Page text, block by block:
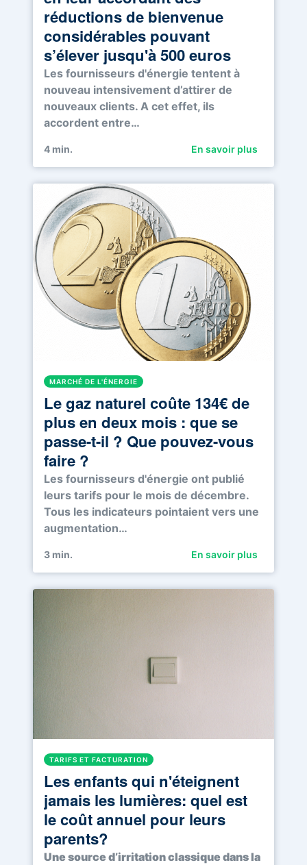
réductions de bienvenue
considérables pouvant
s’élever jusqu'à 500 euros
Les fournisseurs d'énergie tentent à
nouveau intensivement d’attirer de
nouveaux clients. A cet effet, ils
accordent entre…
4 min. En savoir plus
MARCHÉ DE L'ÉNERGIE
Le gaz naturel coûte 134€ de
plus en deux mois : que se
passe-t-il ? Que pouvez-vous
faire ?
Les fournisseurs d'énergie ont publié
leurs tarifs pour le mois de décembre.
Tous les indicateurs pointaient vers une
augmentation…
3 min. En savoir plus
TARIFS ET FACTURATION
Les enfants qui n'éteignent
jamais les lumières: quel est
le coût annuel pour leurs
parents?
Une source d’irritation classique dans la